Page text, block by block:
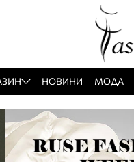
НОВИНИ МОДА